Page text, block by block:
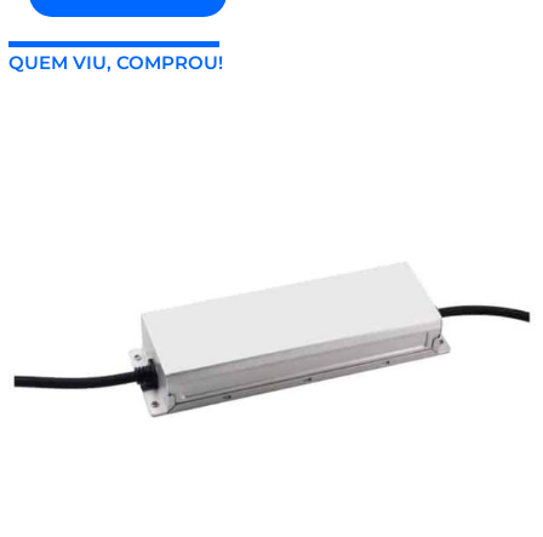
QUEM VIU, COMPROU!